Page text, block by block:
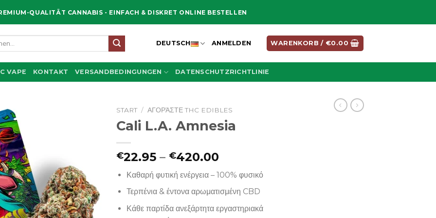
QUALITÄT CANNABIS - EINFACH & DISKRET ONLINE BESTELLEN
DEUTSCH ANMELDEN WARENKORB / €0.00
VAPE KONTAKT VERSANDBEDINGUNGEN DATENSCHUTZRICHTLINIE
START / ΑΓΟΡΆΣΤΕ THC EDIBLES
Cali L.A. Amnesia
€22.95 – €420.00
bis
€420.00
Καθαρή φυτική ενέργεια – 100% φυσικό
Τερπένια & έντονα αρωματισμένη CBD
Κάθε παρτίδα ανεξάρτητα εργαστηριακά